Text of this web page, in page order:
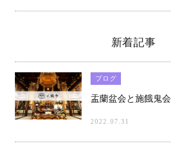
新着記事
ブログ
盂蘭盆会と施餓鬼会
2022.07.31